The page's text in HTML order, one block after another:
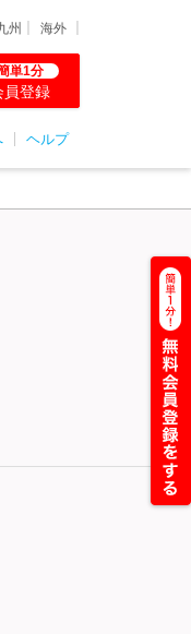
州 海外
単1分
員登録
ヘルプ